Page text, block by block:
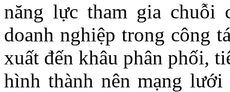
năng lực tham gia chuỗi
doanh nghiệp trong công
xuất đến khâu phân phối,
hình thành nên mạng